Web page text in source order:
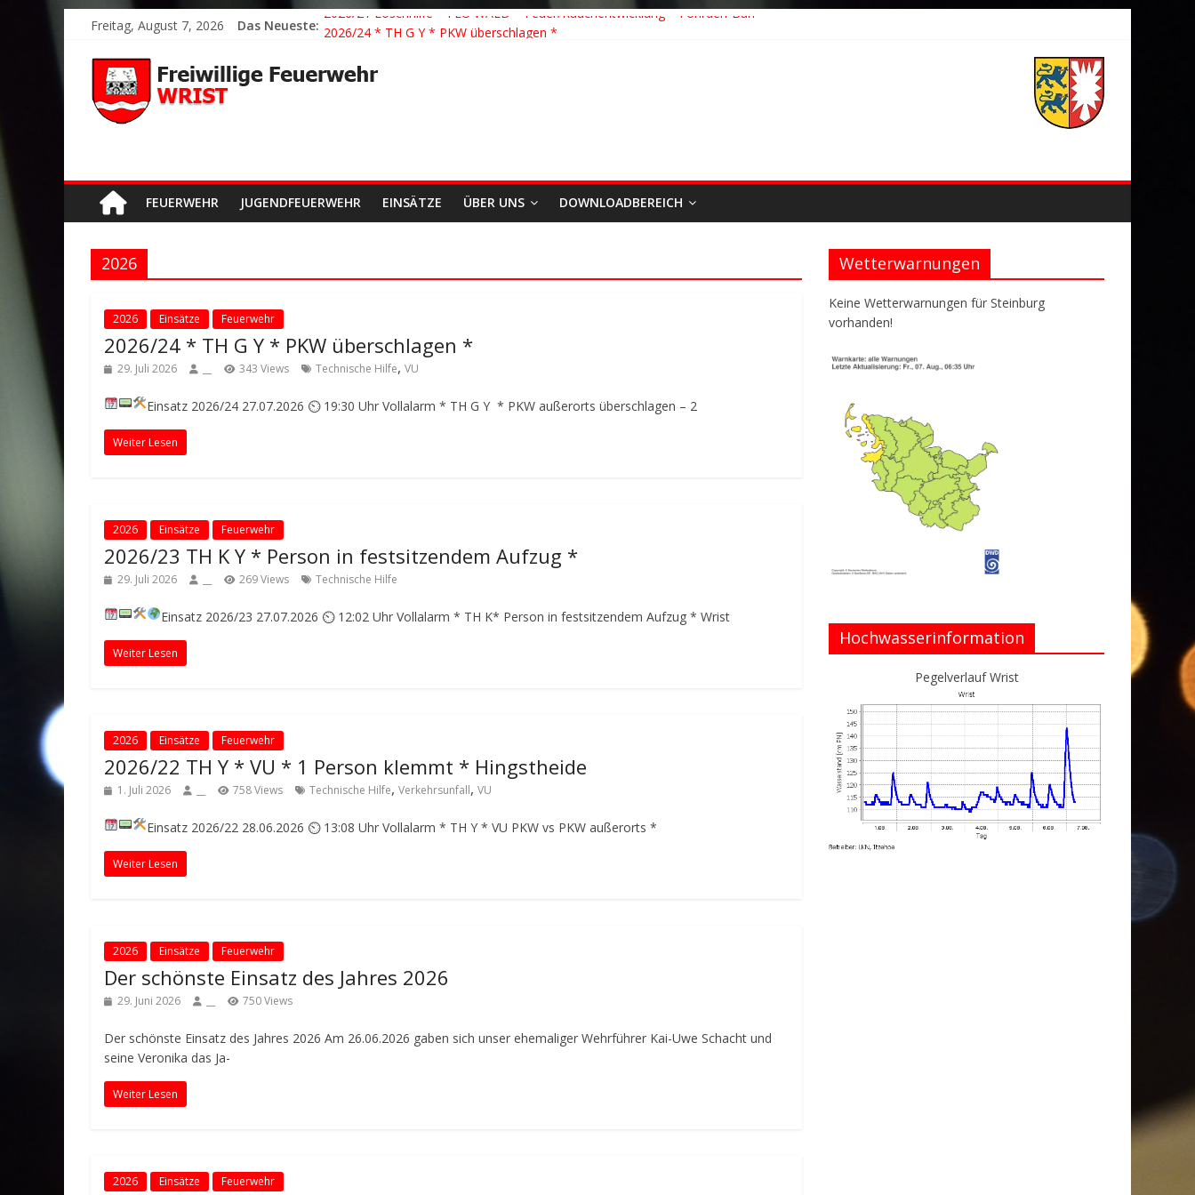
Freitag, August 7, 2026 Das Neueste: 2026/21 Löschhilfe * FEU WALD * Feuer/Rauchentwicklung * Föhrden-Barl *
2026/23 TH K Y * Person in festsitzendem Aufzug *
2026/22 TH Y * VU * 1 Person klemmt * Hingstheide
FEUERWEHR JUGENDFEUERWEHR EINSÄTZE ÜBER UNS DOWNLOADBEREICH
2026
2026 Einsätze Feuerwehr
2026/24 * TH G Y * PKW überschlagen *
29. Juli 2026 343 Views Technische Hilfe, VU
Einsatz 2026/24 27.07.2026 ⏲ 19:30 Uhr Vollalarm * TH G Y * PKW außerorts überschlagen – 2
Weiter Lesen
2026 Einsätze Feuerwehr
2026/23 TH K Y * Person in festsitzendem Aufzug *
29. Juli 2026 269 Views Technische Hilfe
Einsatz 2026/23 27.07.2026 ⏲ 12:02 Uhr Vollalarm * TH K* Person in festsitzendem Aufzug * Wrist
Weiter Lesen
2026 Einsätze Feuerwehr
2026/22 TH Y * VU * 1 Person klemmt * Hingstheide
1. Juli 2026 758 Views Technische Hilfe, Verkehrsunfall, VU
Einsatz 2026/22 28.06.2026 ⏲ 13:08 Uhr Vollalarm * TH Y * VU PKW vs PKW außerorts *
Weiter Lesen
2026 Einsätze Feuerwehr
Der schönste Einsatz des Jahres 2026
29. Juni 2026 750 Views
Der schönste Einsatz des Jahres 2026 Am 26.06.2026 gaben sich unser ehemaliger Wehrführer Kai-Uwe Schacht und
seine Veronika das Ja-
Weiter Lesen
2026 Einsätze Feuerwehr
Wetterwarnungen
Keine Wetterwarnungen für Steinburg
vorhanden!
Hochwasserinformation
Pegelverlauf Wrist